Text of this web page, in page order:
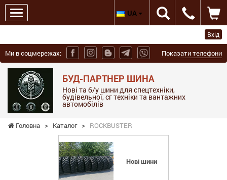
Вхід
Ми в соцмережах: Показати телефони
БУД-ПАРТНЕР ШИНА
Нові та б/у шини для спецтехніки,
будівельної, сг техніки та вантажних
автомобілів
UA
Головна > Каталог > ROCKBUSTER
Нові шини